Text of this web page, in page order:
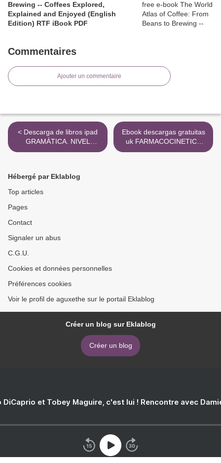
Brewing -- Coffees Explored,
Explained and Enjoyed (English
Edition) RTF iBook PDF
Commentaires
Ajouter un commentaire
< Descarga de libros ipad
GRAMÁTICA. NIVEL
AVANZADO B2 de
HERNANDEZ ALCAIDE,
CLARA MIKI KONDO
Ebook descargas gratuitas
uk FARMACOCINETICA
FACIL DJVU MOBI de
Hébergé par Eklablog
Top articles
Pages
Contact
Signaler un abus
C.G.U.
Cookies et données personnelles
Préférences cookies
Voir le profil de aguxethe sur le portail Eklablog
Créer un blog sur Eklablog
Créer un blog
DiCaprio et Tobey Maguire, c'est lui ! Rencontre avec